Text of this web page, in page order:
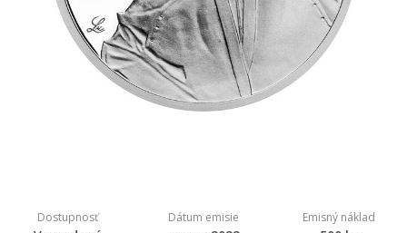
Dostupnosť Dátum emisie Emisný náklad